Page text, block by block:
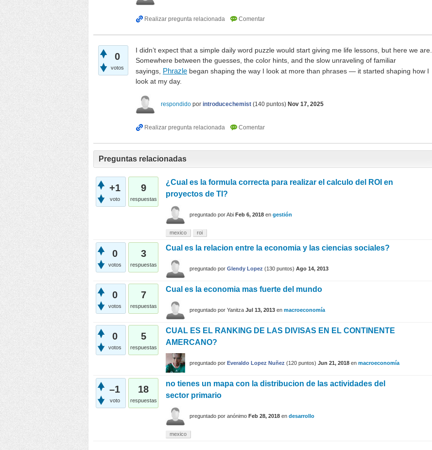
0
votos
I didn’t expect that a simple daily word puzzle would start giving me life lessons, but here we are.
Somewhere between the guesses, the color hints, and the slow unraveling of familiar
sayings, Phrazle began shaping the way I look at more than phrases — it started shaping how I
look at my day.
respondido por introducechemist (140 puntos) Nov 17, 2025
Preguntas relacionadas
+1
voto
9
respuestas
¿Cual es la formula correcta para realizar el calculo del ROI en
proyectos de TI?
preguntado porAbi Feb 6, 2018 en gestión
mexico roi
0
votos
3
respuestas
Cual es la relacion entre la economia y las ciencias sociales?
preguntado por Glendy Lopez (130 puntos) Ago 14, 2013
0
votos
7
respuestas
Cual es la economia mas fuerte del mundo
preguntado por Yanitza Jul 13, 2013 en macroeconomía
0
votos
5
respuestas
CUAL ES EL RANKING DE LAS DIVISAS EN EL CONTINENTE
AMERCANO?
preguntado por Everaldo Lopez Nuñez (120 puntos) Jun 21, 2018 en macroeconomía
–1
voto
18
respuestas
no tienes un mapa con la distribucion de las actividades del
sector primario
preguntado por anónimo Feb 28, 2018 en desarrollo
mexico